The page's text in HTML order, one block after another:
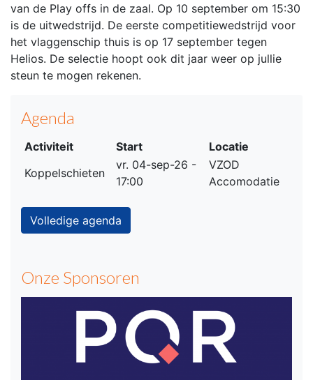
van de Play offs in de zaal. Op 10 september om 15:30
is de uitwedstrijd. De eerste competitiewedstrijd voor
het vlaggenschip thuis is op 17 september tegen
Helios. De selectie hoopt ook dit jaar weer op jullie
steun te mogen rekenen.
Agenda
Activiteit Start
Locatie
Koppelschieten
vr. 04-sep-26 -
17:00
VZOD
Accomodatie
Volledige agenda
Onze Sponsoren